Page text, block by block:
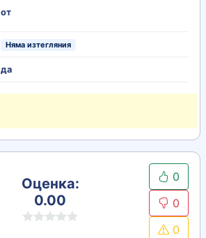
от
Няма изтегляния
да
Оценка:
0.00
0
0
0